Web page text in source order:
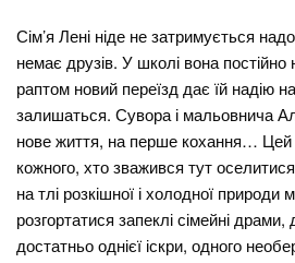
Сім’я Лені ніде не затримується
немає друзів. У школі вона
раптом новий переїзд дає їй надію
залишаться. Сувора і мальовнича
нове життя, на перше кохання… Цей
кожного, хто зважився тут
на тлі розкішної і холодної природи
розгортатися запеклі сімейні
достатньо однієї іскри, одного